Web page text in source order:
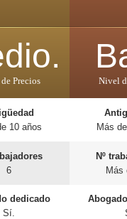
Precios
10 años
6
dedicado
Sí.
Nivel
Más
Nº
Más